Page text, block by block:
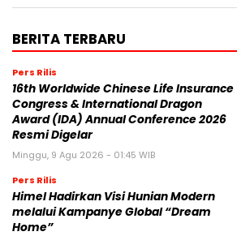
BERITA TERBARU
Pers Rilis
16th Worldwide Chinese Life Insurance
Congress & International Dragon
Award (IDA) Annual Conference 2026
Resmi Digelar
Minggu, 9 Agu 2026 - 01:45 WIB
Pers Rilis
Himel Hadirkan Visi Hunian Modern
melalui Kampanye Global “Dream
Home”